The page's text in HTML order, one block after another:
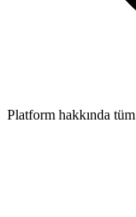
Platform hakkında tüm